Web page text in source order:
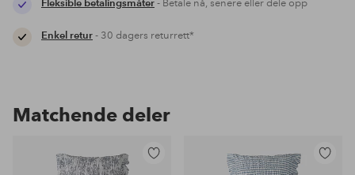
Fleksible betalingsmåter- Betale nå, senere eller dele opp
Enkel retur- 30 dagers returrett*
Matchende deler